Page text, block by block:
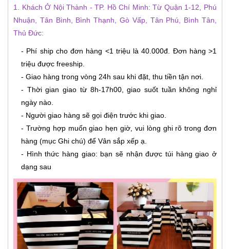
1. Khách Ở Nội Thành - TP. Hồ Chí Minh: Từ Quận 1-12, Phú
Nhuận, Tân Bình, Bình Thạnh, Gò Vấp, Tân Phú, Bình Tân,
Thủ Đức:
- Phí ship cho đơn hàng <1 triệu là 40.000đ. Đơn hàng >1
triệu được freeship.
- Giao hàng trong vòng 24h sau khi đặt, thu tiền tận nơi.
- Thời gian giao từ 8h-17h00, giao suốt tuần không nghỉ
ngày nào.
- Người giao hàng sẽ gọi điện trước khi giao.
- Trường hợp muốn giao hẹn giờ, vui lòng ghi rõ trong đơn
hàng (mục Ghi chú) để Vân sắp xếp ạ.
- Hình thức hàng giao: bạn sẽ nhận được túi hàng giao ở
dạng sau